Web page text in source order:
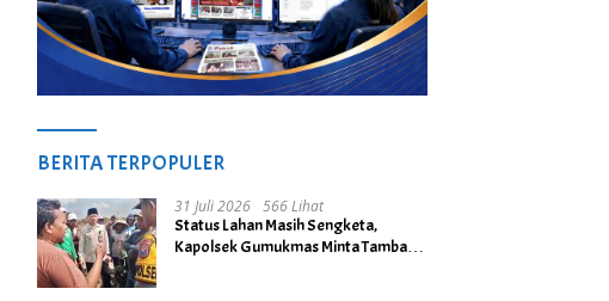
BERITA TERPOPULER
31 Juli 2026
566 Lihat
Status Lahan Masih Sengketa,
Kapolsek Gumukmas Minta Tambang